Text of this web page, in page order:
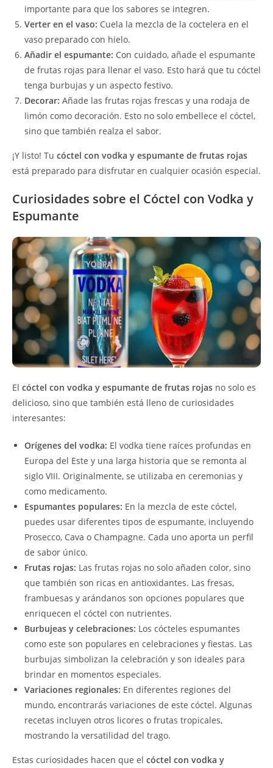
importante para que los sabores se integren.
Verter en el vaso: Cuela la mezcla de la coctelera en el
vaso preparado con hielo.
Añadir el espumante: Con cuidado, añade el espumante
de frutas rojas para llenar el vaso. Esto hará que tu cóctel
tenga burbujas y un aspecto festivo.
Decorar: Añade las frutas rojas frescas y una rodaja de
limón como decoración. Esto no solo embellece el cóctel,
sino que también realza el sabor.
¡Y listo! Tu cóctel con vodka y espumante de frutas rojas
está preparado para disfrutar en cualquier ocasión especial.
Curiosidades sobre el Cóctel con Vodka y
Espumante
El cóctel con vodka y espumante de frutas rojas no solo es
delicioso, sino que también está lleno de curiosidades
interesantes:
Orígenes del vodka: El vodka tiene raíces profundas en
Europa del Este y una larga historia que se remonta al
siglo VIII. Originalmente, se utilizaba en ceremonias y
como medicamento.
Espumantes populares: En la mezcla de este cóctel,
puedes usar diferentes tipos de espumante, incluyendo
Prosecco, Cava o Champagne. Cada uno aporta un perfil
de sabor único.
Frutas rojas: Las frutas rojas no solo añaden color, sino
que también son ricas en antioxidantes. Las fresas,
frambuesas y arándanos son opciones populares que
enriquecen el cóctel con nutrientes.
Burbujeas y celebraciones: Los cócteles espumantes
como este son populares en celebraciones y fiestas. Las
burbujas simbolizan la celebración y son ideales para
brindar en momentos especiales.
Variaciones regionales: En diferentes regiones del
mundo, encontrarás variaciones de este cóctel. Algunas
recetas incluyen otros licores o frutas tropicales,
mostrando la versatilidad del trago.
Estas curiosidades hacen que el cóctel con vodka y